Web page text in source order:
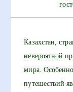
Казахстан,
невероятной
мира.
путешествий